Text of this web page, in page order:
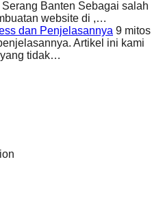
Banten Sebagai salah
website di ,…
dan Penjelasannya 9 mitos
Artikel ini kami
tidak…